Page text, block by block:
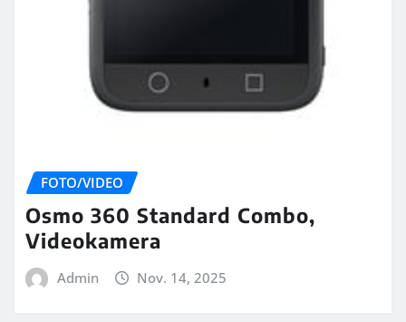
FOTO/VIDEO
Osmo 360 Standard Combo,
Videokamera
Admin Nov. 14, 2025